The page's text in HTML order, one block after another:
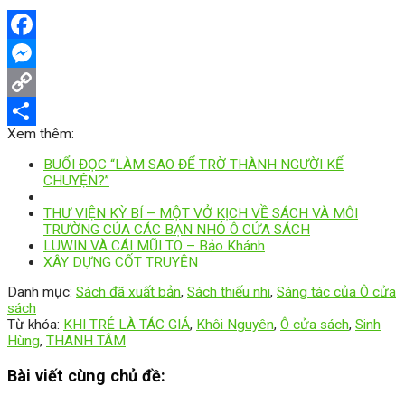
Facebook
Messenger
Copy
Link
Share
Xem thêm:
BUỔI ĐỌC “LÀM SAO ĐỂ TRỜ THÀNH NGƯỜI KỂ
CHUYỆN?”
THƯ VIỆN KỲ BÍ – MỘT VỞ KỊCH VỀ SÁCH VÀ MÔI
TRƯỜNG CỦA CÁC BẠN NHỎ Ô CỬA SÁCH
LUWIN VÀ CÁI MŨI TO – Bảo Khánh
XÂY DỰNG CỐT TRUYỆN
Danh mục: Sách đã xuất bản, Sách thiếu nhi, Sáng tác của Ô cửa
sách
Từ khóa: KHI TRẺ LÀ TÁC GIẢ, Khôi Nguyên, Ô cửa sách, Sinh
Hùng, THANH TÂM
Bài viết cùng chủ đề: